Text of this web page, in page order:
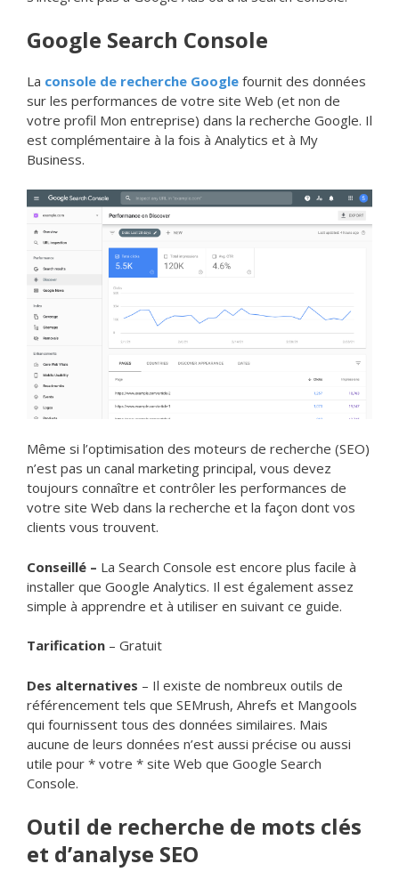
Google Search Console
La console de recherche Google fournit des données
sur les performances de votre site Web (et non de
votre profil Mon entreprise) dans la recherche Google. Il
est complémentaire à la fois à Analytics et à My
Business.
Même si l’optimisation des moteurs de recherche (SEO)
n’est pas un canal marketing principal, vous devez
toujours connaître et contrôler les performances de
votre site Web dans la recherche et la façon dont vos
clients vous trouvent.
Conseillé – La Search Console est encore plus facile à
installer que Google Analytics. Il est également assez
simple à apprendre et à utiliser en suivant ce guide.
Tarification – Gratuit
Des alternatives – Il existe de nombreux outils de
référencement tels que SEMrush, Ahrefs et Mangools
qui fournissent tous des données similaires. Mais
aucune de leurs données n’est aussi précise ou aussi
utile pour * votre * site Web que Google Search
Console.
Outil de recherche de mots clés
et d’analyse SEO